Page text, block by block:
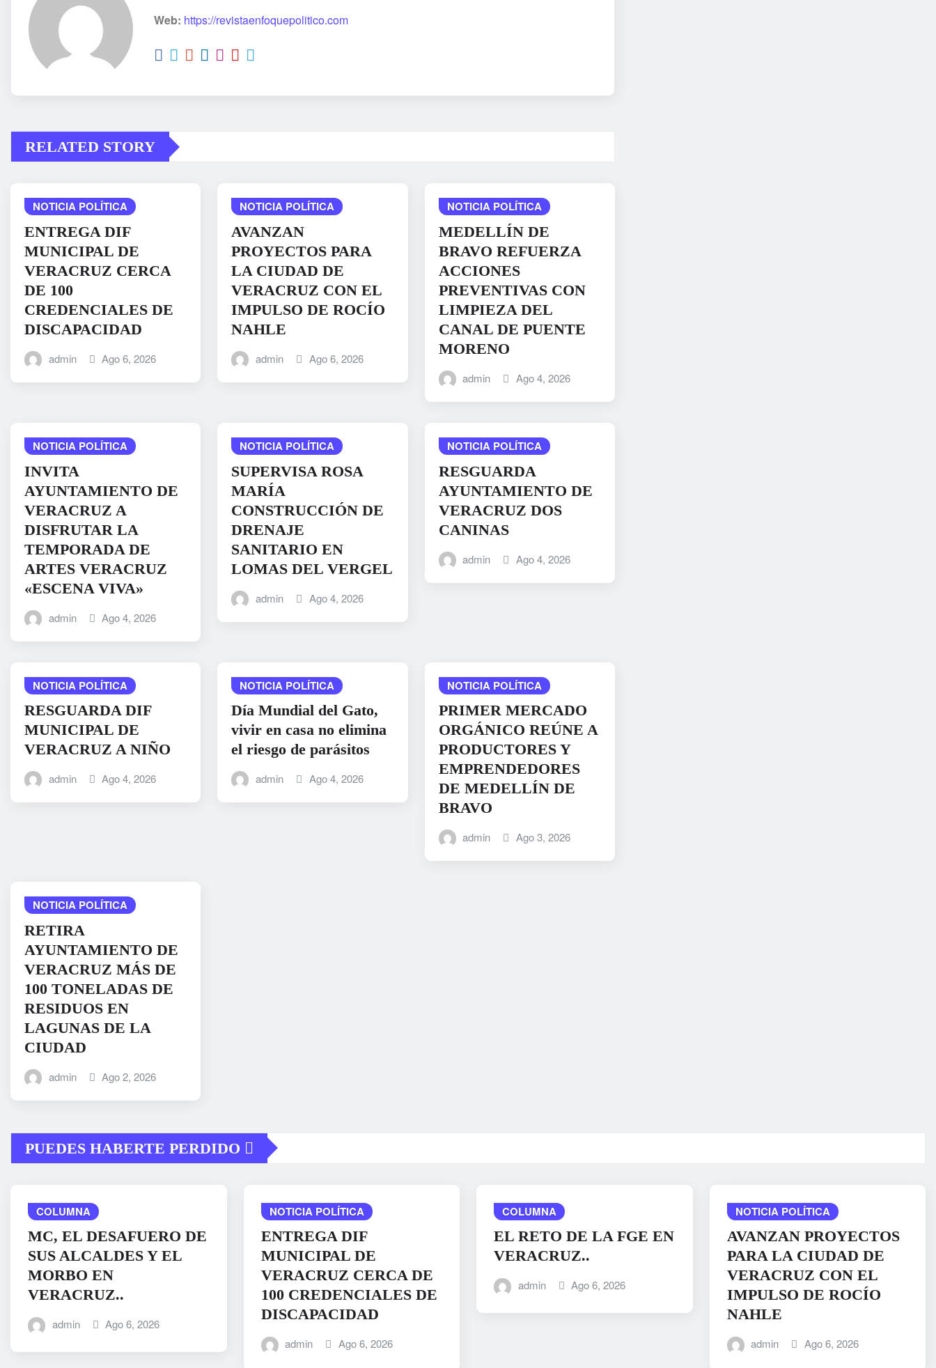
Web: https://revistaenfoquepolitico.com
RELATED STORY
NOTICIA POLÍTICA
ENTREGA DIF
MUNICIPAL DE
VERACRUZ CERCA
DE 100
CREDENCIALES DE
DISCAPACIDAD
admin Ago 6, 2026
NOTICIA POLÍTICA
AVANZAN
PROYECTOS PARA
LA CIUDAD DE
VERACRUZ CON EL
IMPULSO DE ROCÍO
NAHLE
admin Ago 6, 2026
NOTICIA POLÍTICA
MEDELLÍN DE
BRAVO REFUERZA
ACCIONES
PREVENTIVAS CON
LIMPIEZA DEL
CANAL DE PUENTE
MORENO
admin Ago 4, 2026
NOTICIA POLÍTICA
INVITA
AYUNTAMIENTO DE
VERACRUZ A
DISFRUTAR LA
TEMPORADA DE
ARTES VERACRUZ
«ESCENA VIVA»
admin Ago 4, 2026
NOTICIA POLÍTICA
SUPERVISA ROSA
MARÍA
CONSTRUCCIÓN DE
DRENAJE
SANITARIO EN
LOMAS DEL VERGEL
admin Ago 4, 2026
NOTICIA POLÍTICA
RESGUARDA
AYUNTAMIENTO DE
VERACRUZ DOS
CANINAS
admin Ago 4, 2026
NOTICIA POLÍTICA
RESGUARDA DIF
MUNICIPAL DE
VERACRUZ A NIÑO
admin Ago 4, 2026
NOTICIA POLÍTICA
Día Mundial del Gato,
vivir en casa no elimina
el riesgo de parásitos
admin Ago 4, 2026
NOTICIA POLÍTICA
PRIMER MERCADO
ORGÁNICO REÚNE A
PRODUCTORES Y
EMPRENDEDORES
DE MEDELLÍN DE
BRAVO
admin Ago 3, 2026
NOTICIA POLÍTICA
RETIRA
AYUNTAMIENTO DE
VERACRUZ MÁS DE
100 TONELADAS DE
RESIDUOS EN
LAGUNAS DE LA
CIUDAD
admin Ago 2, 2026
PUEDES HABERTE PERDIDO
COLUMNA
MC, EL DESAFUERO DE
SUS ALCALDES Y EL
MORBO EN
VERACRUZ..
admin Ago 6, 2026
NOTICIA POLÍTICA
ENTREGA DIF
MUNICIPAL DE
VERACRUZ CERCA DE
100 CREDENCIALES DE
DISCAPACIDAD
admin Ago 6, 2026
COLUMNA
EL RETO DE LA FGE EN
VERACRUZ..
admin Ago 6, 2026
NOTICIA POLÍTICA
AVANZAN PROYECTOS
PARA LA CIUDAD DE
VERACRUZ CON EL
IMPULSO DE ROCÍO
NAHLE
admin Ago 6, 2026